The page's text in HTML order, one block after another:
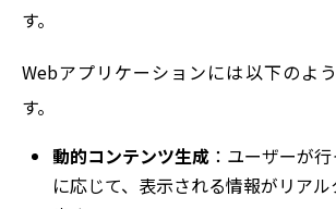
す。
Webアプリケーションには以下のよ
す。
動的コンテンツ生成 ：ユーザーが
に応じて、表示される情報がリア